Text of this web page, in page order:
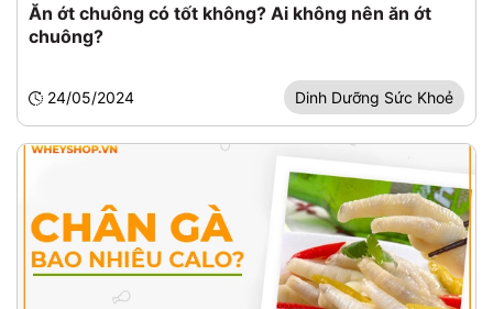
Ăn ớt chuông có tốt không? Ai không nên ăn ớt
chuông?
24/05/2024 Dinh Dưỡng Sức Khoẻ